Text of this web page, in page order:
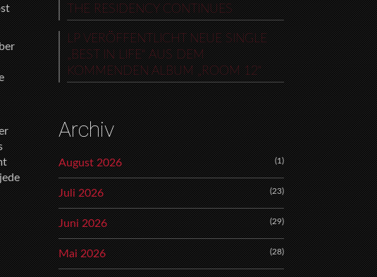
THE RESIDENCY CONTINUES
LP VERÖFFENTLICHT NEUE SINGLE
„BEST IN LIFE“ AUS DEM
KOMMENDEN ALBUM „ROOM 12“
Archiv
August 2026 (1)
Juli 2026 (23)
Juni 2026 (29)
Mai 2026 (28)